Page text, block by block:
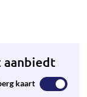
aanbiedt
kaart